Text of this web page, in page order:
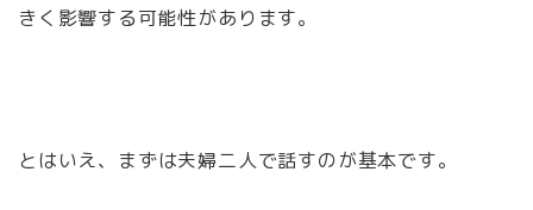
きく影響する可能性があります。
とはいえ、まずは夫婦二人で話すのが基本です。